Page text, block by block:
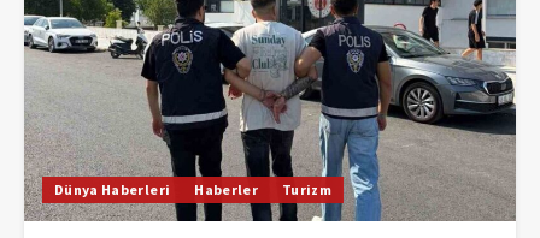
Dünya Haberleri Haberler Turizm